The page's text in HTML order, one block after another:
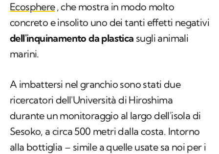
Ecosphere, che mostra in modo molto
concreto e insolito uno dei tanti effetti negativi
dell'inquinamento da plastica sugli animali
marini.
A imbattersi nel granchio sono stati due
ricercatori dell'Università di Hiroshima
durante un monitoraggio al largo dell'isola di
Sesoko, a circa 500 metri dalla costa. Intorno
alla bottiglia – simile a quelle usate sa noi per i